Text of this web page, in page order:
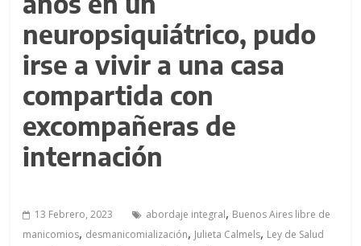
neuropsiquiátrico, pudo
irse a vivir a una casa
compartida con
excompañeras de
internación
13 Febrero, 2023 abordaje integral, Buenos Aires libre de
manicomios, desmanicomialización, Julieta Calmels, Ley de Salud